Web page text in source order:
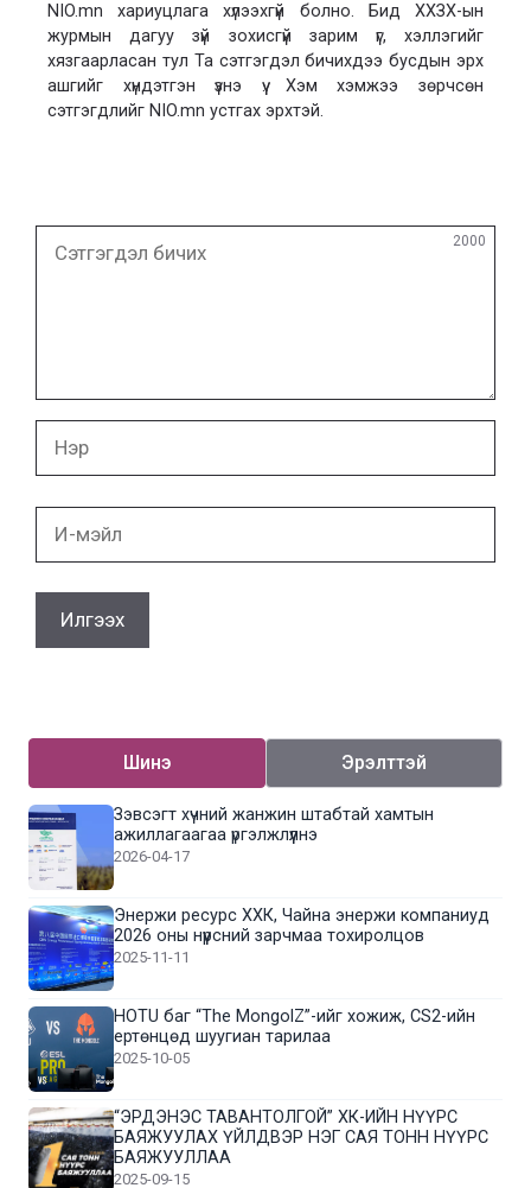
NIO.mn хариуцлага хүлээхгүй болно. Бид ХХЗХ-ын
журмын дагуу зүй зохисгүй зарим үг, хэллэгийг
хязгаарласан тул Та сэтгэгдэл бичихдээ бусдын эрх
ашгийг хүндэтгэн үзнэ үү. Хэм хэмжээ зөрчсөн
сэтгэгдлийг NIO.mn устгах эрхтэй.
2000
мэйл
Шинэ Эрэлттэй
Зэвсэгт хүчний жанжин штабтай хамтын
ажиллагаагаа үргэлжлүүлнэ
2026-04-17
Энержи ресурс ХХК, Чайна энержи компаниуд
2026 оны нүүрсний зарчмаа тохиролцов
2025-11-11
HOTU баг “The MongolZ”-ийг хожиж, CS2-ийн
ертөнцөд шуугиан тарилаа
2025-10-05
“ЭРДЭНЭС ТАВАНТОЛГОЙ” ХК-ИЙН НҮҮРС
БАЯЖУУЛАХ ҮЙЛДВЭР НЭГ САЯ ТОНН НҮҮРС
БАЯЖУУЛЛАА
2025-09-15